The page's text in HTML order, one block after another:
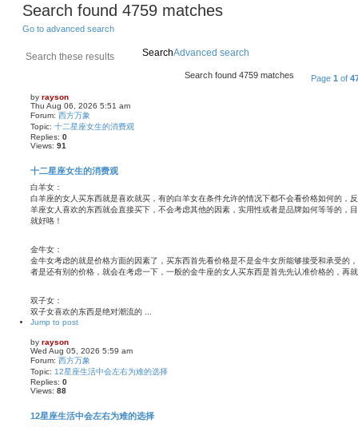
Search found 4759 matches
Go to advanced search
SearchAdvanced search
Search found 4759 matches Page 1 of
by rayson
Thu Aug 06, 2026 5:51 am
Forum: 西方万象
Topic: 十二星座女生的消费观
Replies: 0
Views: 91
十二星座女生的消费观
白羊女：
白羊座的女人买东西就是喜欢就买，有的白羊女在条件允许的情况下都不会看价格如何的，
羊座女人喜欢的东西就会直接买下，不会考虑其他的因素，实用性或者是品牌如何等等的，
就好咯！
金牛女：
金牛女考虑的就是价格方面的因素了，买东西首先看价格是不是金牛女所能够接受和承受的
者是还有别的价格，就会在考虑一下，一般的金牛座的女人买东西是首先先认准价格的，再
双子女：
双子女喜欢的东西是绝对潮流的 ...
Jump to post
by rayson
Wed Aug 05, 2026 5:59 am
Forum: 西方万象
Topic: 12星座生活中会左右为难的选择
Replies: 0
Views: 88
12星座生活中会左右为难的选择